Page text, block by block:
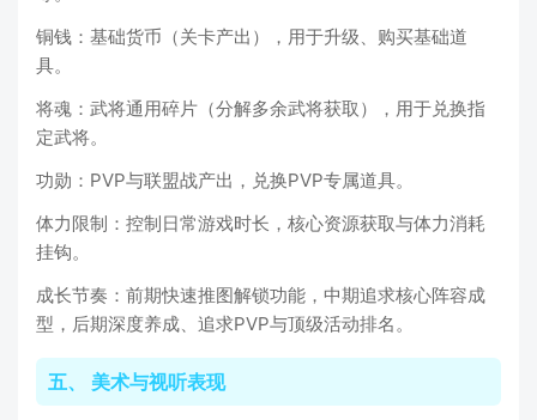
铜钱：基础货币（关卡产出），用于升级、购买基础道
具。
将魂：武将通用碎片（分解多余武将获取），用于兑换指
定武将。
功勋：PVP与联盟战产出，兑换PVP专属道具。
体力限制：控制日常游戏时长，核心资源获取与体力消耗
挂钩。
成长节奏：前期快速推图解锁功能，中期追求核心阵容成
型，后期深度养成、追求PVP与顶级活动排名。
五、 美术与视听表现